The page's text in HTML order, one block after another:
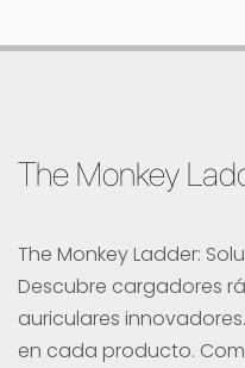
The Monkey
The Monkey Ladder:
Descubre cargadores
auriculares
en cada producto.